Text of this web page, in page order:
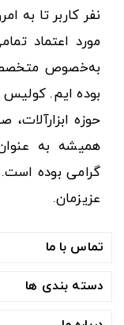
نفر کاربر تا به
مورد اعتماد
به‌خصوص
بوده ایم. کولیس
حوزه
همیشه به
گرامی بوده
عزیزمان.
تماس با ما
دسته بندی ها